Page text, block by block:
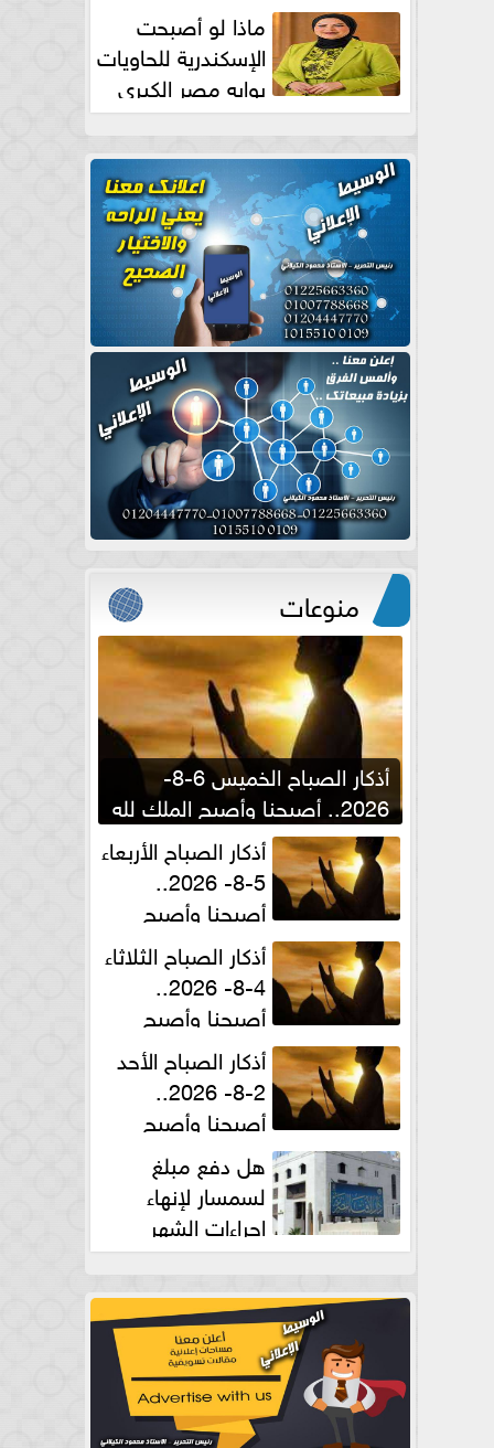
طبيعية
ماذا لو أصبحت
الإسكندرية للحاويات
بوابه مصر الكبري
للتجارة العالمية بقلم د...
منوعات
أذكار الصباح الخميس 6-8-
2026.. أصبحنا وأصبح الملك لله
والحمد لله
أذكار الصباح الأربعاء
5-8- 2026..
أصبحنا وأصبح
الملك لله والحمد للهأذكار الصباح الثلاثاء
4-8- 2026..
أصبحنا وأصبح
الملك لله والحمد للهأذكار الصباح الأحد
2-8- 2026..
أصبحنا وأصبح
الملك لله والحمد للههل دفع مبلغ
لسمسار لإنهاء
إجراءات الشهر
العقارى حلال؟.. أمين الفتوى يجيب